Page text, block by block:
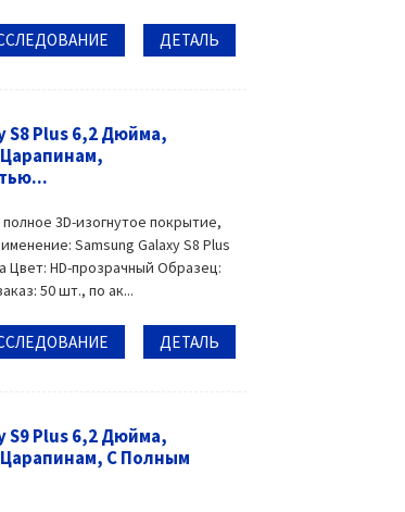
ДЕТАЛЬ
S8 Plus 6,2 Дюйма,
Царапинам,
3D-изогнутое покрытие,
Samsung Galaxy S8 Plus
Цвет: HD-прозрачный Образец:
50 шт., по ак...
ДЕТАЛЬ
S9 Plus 6,2 Дюйма,
Царапинам, С Полным